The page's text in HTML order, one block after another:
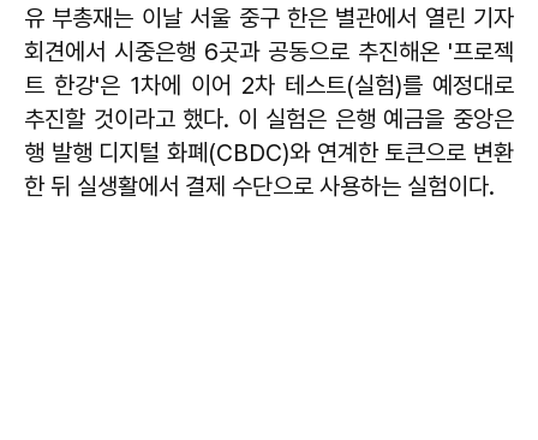
유 부총재는 이날 서울 중구 한은 별관에서 열린 기자
회견에서 시중은행 6곳과 공동으로 추진해온 '프로젝
트 한강'은 1차에 이어 2차 테스트(실험)를 예정대로
추진할 것이라고 했다. 이 실험은 은행 예금을 중앙은
행 발행 디지털 화폐(CBDC)와 연계한 토큰으로 변환
한 뒤 실생활에서 결제 수단으로 사용하는 실험이다.